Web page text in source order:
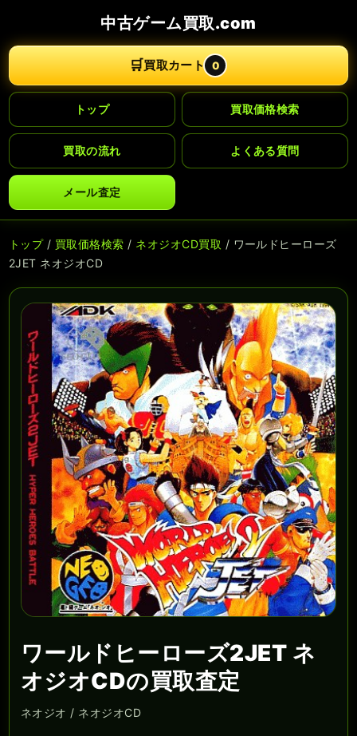
中古ゲーム買取.com
🛒買取カート 0
トップ 買取価格検索
買取の流れ よくある質問
メール査定
トップ/ 買取価格検索 / ネオジオCD買取 / ワールドヒーローズ
2JET ネオジオCD
ワールドヒーローズ2JET ネ
オジオCDの買取査定
ネオジオ / ネオジオCD